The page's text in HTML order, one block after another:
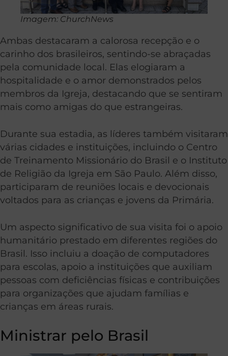
Imagem: ChurchNews
Ambas destacaram a calorosa recepção e o
carinho dos brasileiros, sentindo-se abraçadas
pela comunidade local. Elas elogiaram a
hospitalidade e o amor demonstrados pelos
membros da Igreja, destacando que se sentiram
mais como amigas do que estrangeiras.
Durante sua estadia, as líderes também visitaram
várias cidades e instituições, incluindo o Centro
de Treinamento Missionário do Brasil e o Instituto
de Religião da Igreja em São Paulo. Além disso,
participaram de reuniões locais e devocionais
voltados para as crianças e jovens da Primária.
Um aspecto significativo de sua visita foi o apoio
humanitário prestado em diferentes regiões do
Brasil. Isso incluiu a doação de computadores
para escolas, apoio a instituições que auxiliam
pessoas com deficiências físicas e contribuições
para organizações que ajudam famílias e
crianças em áreas rurais.
Ministrar pelo Brasil